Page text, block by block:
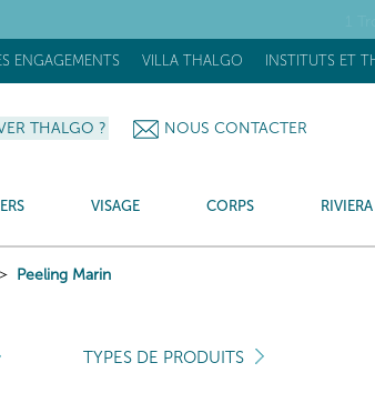
ENGAGEMENTS VILLA THALGO INSTITUTS ET
THALGO ? NOUS CONTACTER
VISAGE CORPS
Peeling Marin
TYPES DE PRODUITS